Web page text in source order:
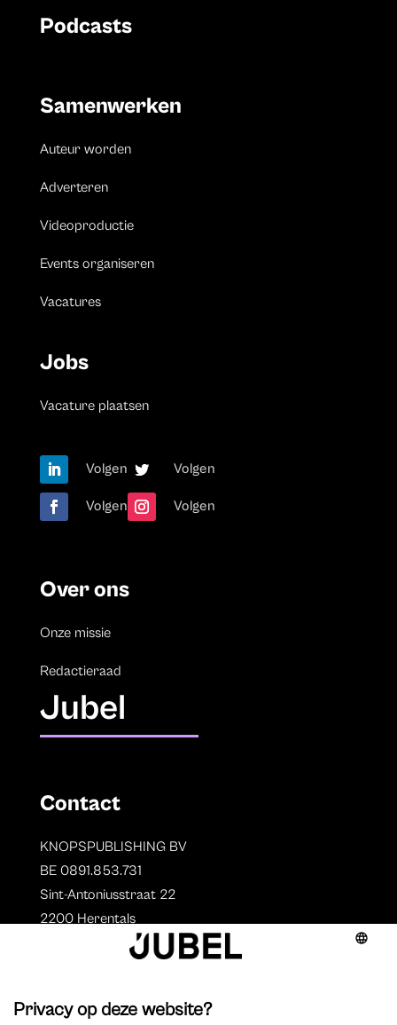
Podcasts
Samenwerken
Auteur worden
Adverteren
Videoproductie
Events organiseren
Vacatures
Jobs
Vacature plaatsen
Volgen Volgen
Volgen Volgen
Over ons
Onze missie
Redactieraad
Jubel
Contact
KNOPSPUBLISHING BV
BE 0891.853.731
Sint-Antoniusstraat 22
2200 Herentals
Auteurs